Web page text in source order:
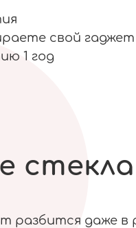
свой
1 год
разбится даже в